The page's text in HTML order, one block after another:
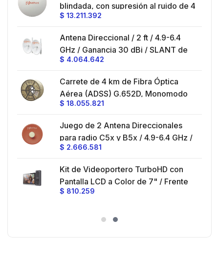
blindada, con supresión al ruido de 4
ft, 5.9-7.2 GHz, Ganancia 36 dBi con
hasta 80 km, Conectores N-hembra,
montaje con alineación milimétrica.
$ 13.211.392
Antena Direccional / 2 ft / 4.9-6.4
GHz / Ganancia 30 dBi / SLANT de
45 ° y 90 ° / Conector N-Hembra /
$ 4.064.642
Carrete de 4 km de Fibra Óptica
Aérea (ADSS) G.652D, Monomodo
de 24 Hilos, Exterior, Span 200,
$ 18.055.821
Juego de 2 Antena Direccionales
para radio C5x y B5x / 4.9-6.4 GHz /
Ganancia 27 dBi / Montaje incluido.
$ 2.666.581
Kit de Videoportero TurboHD con
Pantalla LCD a Color de 7" / Frente
de Calle para Exterior de
)130° de Visión (Gran Angular)
$ 810.259